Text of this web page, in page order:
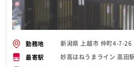
勤務地 新潟県 上越市 仲町4-7-26
最寄駅 妙高はねうまライン 高田駅